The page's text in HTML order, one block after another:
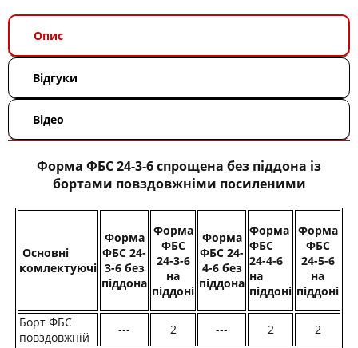
Опис
Відгуки
Відео
Форма ФБС 24-3-6 спрощена без піддона із
бортами повздовжніми посиленими
Основні
комлектуючі
Форма
ФБС 24-
3-6 без
піддона
Форма
ФБС
24-3-6
на
піддоні
Форма
ФБС 24-
4-6 без
піддона
Форма
ФБС
24-4-6
на
піддоні
Форма
ФБС
24-5-6
на
піддоні
Борт ФБС
повздовжній
--- 2 --- 2
2